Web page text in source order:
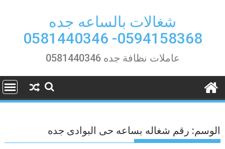
شغالات بالساعه جده
0594158368- 0581440346
عاملات نظافة جده 0581440346
الوسم: رقم شغاله بساعه حى البوادى جده